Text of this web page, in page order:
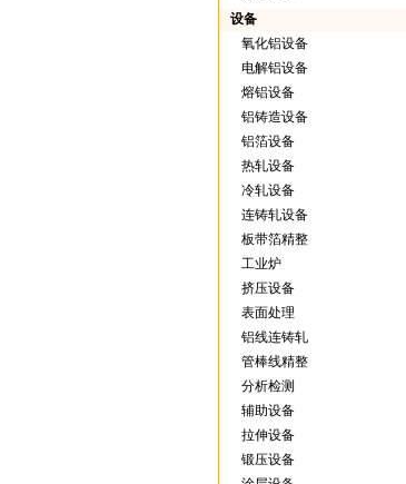
设备
氧化铝设备
电解铝设备
熔铝设备
铝铸造设备
铝箔设备
热轧设备
冷轧设备
连铸轧设备
板带箔精整
工业炉
挤压设备
表面处理
铝线连铸轧
管棒线精整
分析检测
辅助设备
拉伸设备
锻压设备